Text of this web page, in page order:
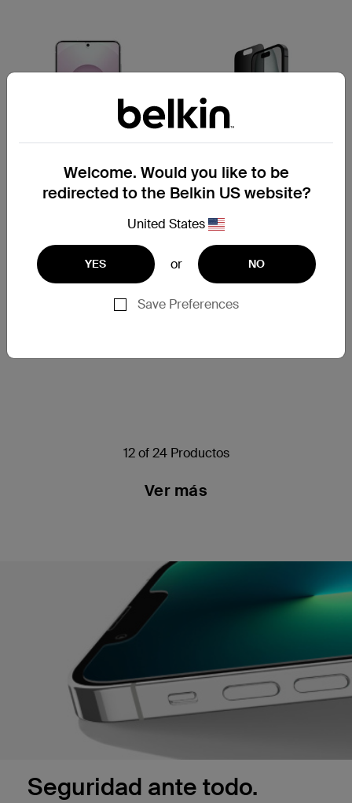
Protector de pantalla con
revestimiento
antimicrobiano InvisiGlass
para Samsung Galaxy S25
ScreenForce
Protector de pantalla con
revestimiento
antimicrobiano
TemperedGlass Privacy
12 of 24 Productos
Ver más
Seguridad ante todo.
Welcome. Would you like to be
redirected to the Belkin US website?
United States
YES or NO
Save Preferences